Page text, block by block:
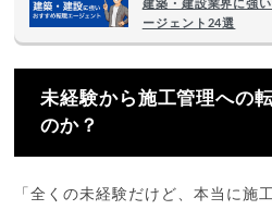
建築・建設業界に強
ージェント24選
未経験から施工管理への
のか？
「全くの未経験だけど、本当に施